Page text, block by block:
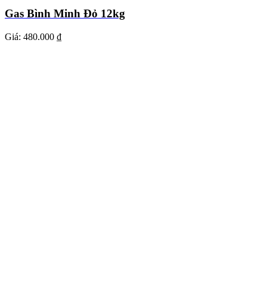
Gas Bình Minh Đỏ 12kg
Giá: 480.000 ₫